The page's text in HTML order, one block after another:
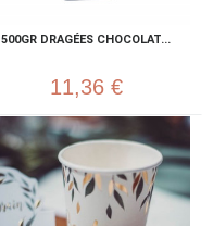
500GR DRAGÉES CHOCOLAT...
11,36 €